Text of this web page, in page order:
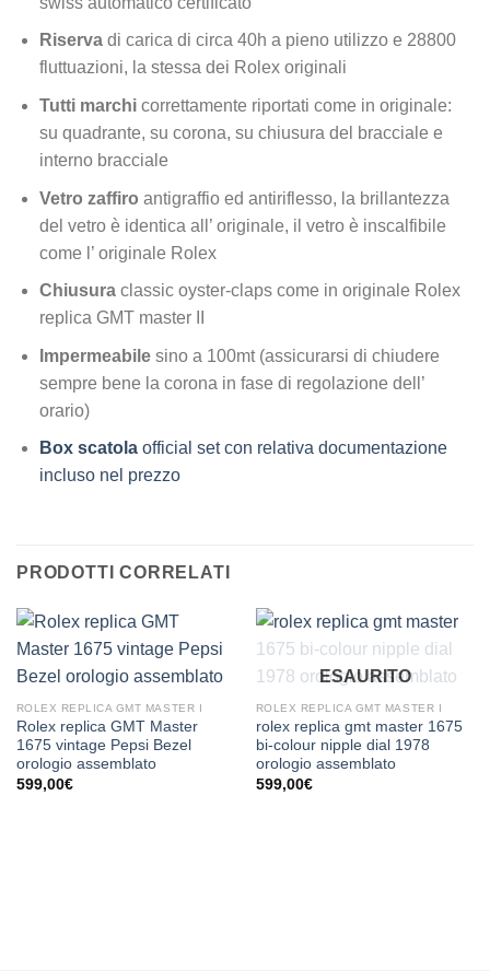
Riservadi carica di circa 40h a pieno utilizzo e 28800
fluttuazioni, la stessa dei Rolex originali
Tutti marchi correttamente riportati come in originale:
su quadrante, su corona, su chiusura del bracciale e
interno bracciale
Vetro zaffiro antigraffio ed antiriflesso, la brillantezza
del vetro è identica all’ originale, il vetro è inscalfibile
come l’ originale Rolex
Chiusuraclassic oyster-claps come in originale Rolex
replica GMT master II
Impermeabilesino a 100mt (assicurarsi di chiudere
sempre bene la corona in fase di regolazione dell’
orario)
Box scatolaofficial set con relativa documentazione
incluso nel prezzo
PRODOTTI CORRELATI
ROLEX REPLICA GMT MASTER I
Rolex replica GMT Master
1675 vintage Pepsi Bezel
orologio assemblato
599,00€
ESAURITO
ROLEX REPLICA GMT MASTER I
rolex replica gmt master 1675
bi-colour nipple dial 1978
orologio assemblato
599,00€